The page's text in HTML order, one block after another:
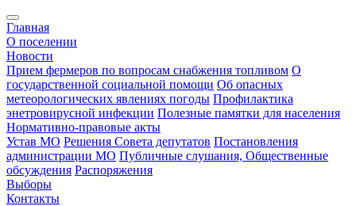
Главная
О поселении
Новости
Прием фермеров по вопросам снабжения топливом О
государственной социальной помощи Об опасных
метеорологических явлениях погоды Профилактика
энетровирусной инфекции Полезные памятки для населения
Нормативно-правовые акты
Устав МО Решения Совета депутатов Постановления
администрации МО Публичные слушания, Общественные
обсуждения Распоряжения
Выборы
Контакты